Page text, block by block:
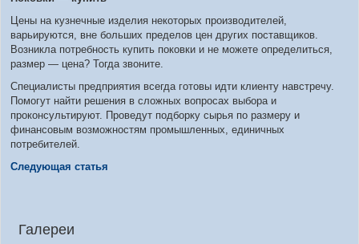
Цены на кузнечные изделия некоторых производителей,
варьируются, вне больших пределов цен других поставщиков.
Возникла потребность купить поковки и не можете определиться,
размер — цена? Тогда звоните.
Специалисты предприятия всегда готовы идти клиенту навстречу.
Помогут найти решения в сложных вопросах выбора и
проконсультируют. Проведут подборку сырья по размеру и
финансовым возможностям промышленных, единичных
потребителей.
Следующая статья
Галереи